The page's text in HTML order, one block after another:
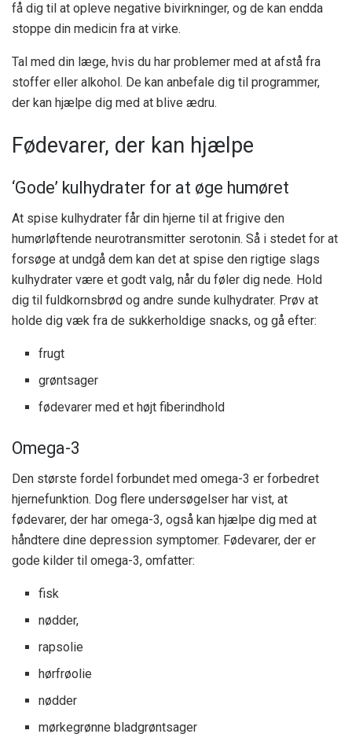
få dig til at opleve negative bivirkninger, og de kan endda
stoppe din medicin fra at virke.
Tal med din læge, hvis du har problemer med at afstå fra
stoffer eller alkohol. De kan anbefale dig til programmer,
der kan hjælpe dig med at blive ædru.
Fødevarer, der kan hjælpe
‘Gode’ kulhydrater for at øge humøret
At spise kulhydrater får din hjerne til at frigive den
humørløftende neurotransmitter serotonin. Så i stedet for at
forsøge at undgå dem kan det at spise den rigtige slags
kulhydrater være et godt valg, når du føler dig nede. Hold
dig til fuldkornsbrød og andre sunde kulhydrater. Prøv at
holde dig væk fra de sukkerholdige snacks, og gå efter:
frugt
grøntsager
fødevarer med et højt fiberindhold
Omega-3
Den største fordel forbundet med omega-3 er forbedret
hjernefunktion. Dog flere undersøgelser har vist, at
fødevarer, der har omega-3, også kan hjælpe dig med at
håndtere dine depression symptomer. Fødevarer, der er
gode kilder til omega-3, omfatter:
fisk
nødder,
rapsolie
hørfrøolie
nødder
mørkegrønne bladgrøntsager